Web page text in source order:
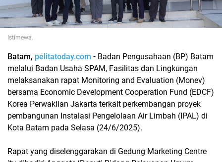
Istimewa.
Batam, pelitatoday.com - Badan Pengusahaan (BP) Batam
melalui Badan Usaha SPAM, Fasilitas dan Lingkungan
melaksanakan rapat Monitoring and Evaluation (Monev)
bersama Economic Development Cooperation Fund (EDCF)
Korea Perwakilan Jakarta terkait perkembangan proyek
pembangunan Instalasi Pengelolaan Air Limbah (IPAL) di
Kota Batam pada Selasa (24/6/2025).
Rapat yang diselenggarakan di Gedung Marketing Centre